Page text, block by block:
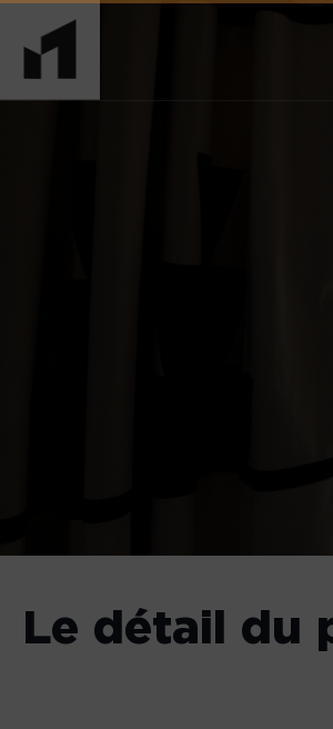
Le détail du